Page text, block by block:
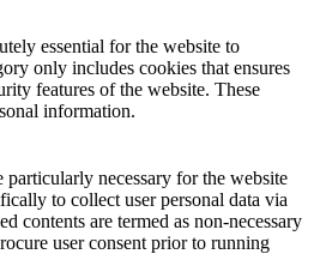
essential for the website to
only includes cookies that ensures
features of the website. These
information.
necessary for the website
to collect user personal data via
contents are termed as non-necessary
user consent prior to running